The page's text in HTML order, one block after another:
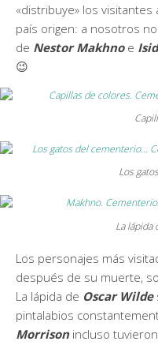
«distribuye» los
país origen: a nosotros
de Nestor Makhnoe
😉
Los
La lápida
Los personajes más
después de su muerte,
La lápida de Oscar Wilde
pintalabios
Morrisonincluso